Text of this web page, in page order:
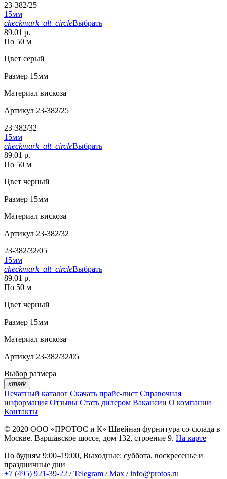
23-382/25
15мм
checkmark_alt_circleВыбрать
89.01 р.
По 50 м
Цвет серый
Размер 15мм
Материал вискоза
Артикул 23-382/25
23-382/32
15мм
checkmark_alt_circleВыбрать
89.01 р.
По 50 м
Цвет черный
Размер 15мм
Материал вискоза
Артикул 23-382/32
23-382/32/05
15мм
checkmark_alt_circleВыбрать
89.01 р.
По 50 м
Цвет черный
Размер 15мм
Материал вискоза
Артикул 23-382/32/05
Выбор размера
xmark
Печатный каталог Скачать прайс-лист Справочная
информация Отзывы Стать дилером Вакансии О компании
Контакты
© 2020 ООО «ПРОТОС и К» Швейная фурнитура со склада в
Москве. Варшавское шоссе, дом 132, строение 9. На карте
По будням 9:00–19:00, Выходные: суббота, воскресенье и
праздничные дни
+7 (495) 921-39-22 /Telegram /Max /info@protos.ru